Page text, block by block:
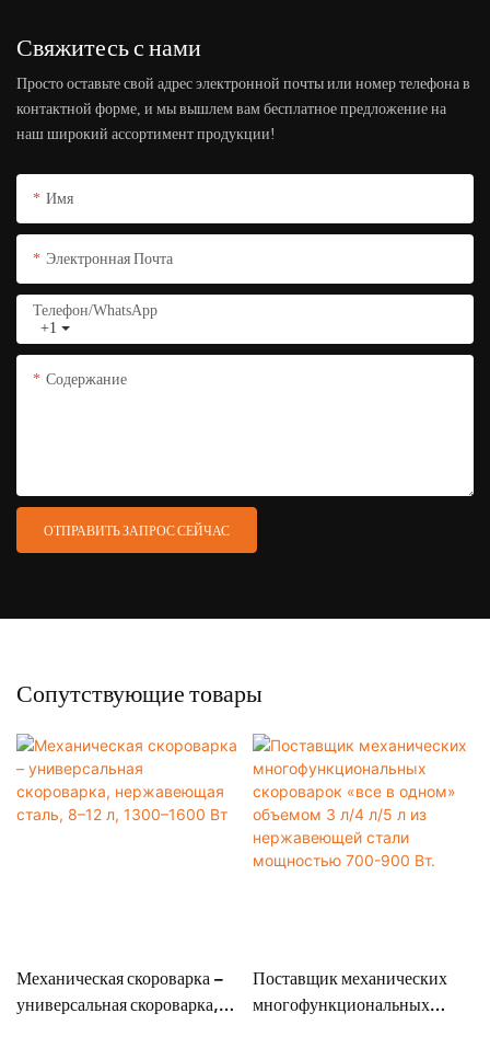
Свяжитесь с нами
Просто оставьте свой адрес электронной почты или номер телефона в
контактной форме, и мы вышлем вам бесплатное предложение на
наш широкий ассортимент продукции!
Имя
Электронная Почта
+1
Телефон/WhatsApp
Содержание
ОТПРАВИТЬ ЗАПРОС СЕЙЧАС
Сопутствующие товары
Механическая скороварка –
универсальная скороварка,
Поставщик механических
многофункциональных